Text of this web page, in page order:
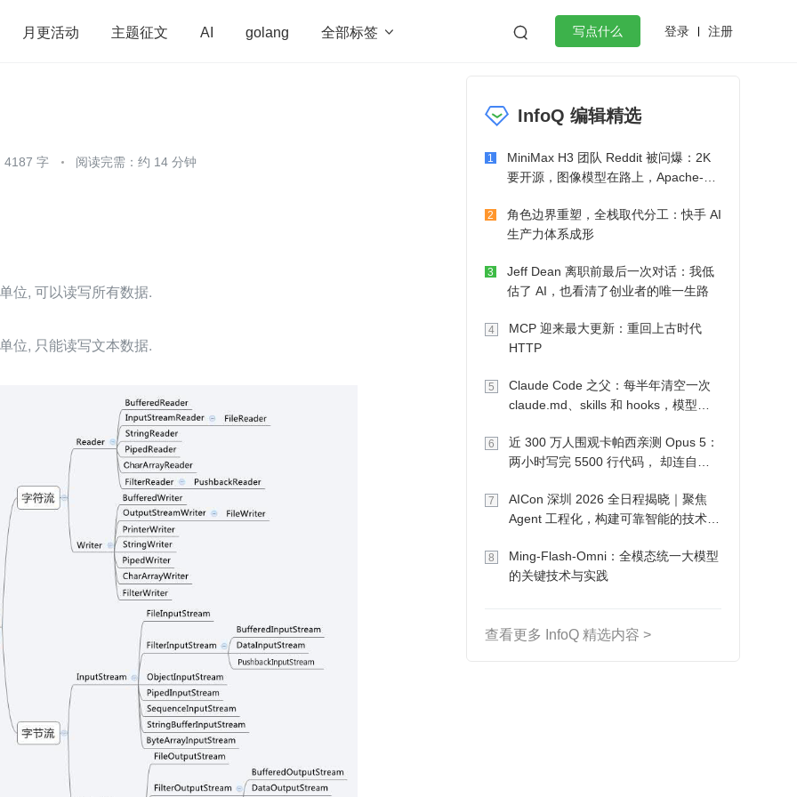
月更活动 主题征文 AI golang 全部标签   写点什么 登录 注册
微服务架构 flutter
4187 字 阅读完需：约 14 分钟
位, 可以读写所有数据.
位, 只能读写文本数据.
InfoQ 编辑精选
1
MiniMax H3 团队 Reddit 被问爆：2K
要开源，图像模型在路上，Apache-2.0
2
角色边界重塑，全栈取代分工：快手 AI
生产力体系成形
3
Jeff Dean 离职前最后一次对话：我低
估了 AI，也看清了创业者的唯一生路
4
MCP 迎来最大更新：重回上古时代
HTTP
5
Claude Code 之父：每半年清空一次
claude.md、skills 和 hooks，模型自
6
近 300 万人围观卡帕西亲测 Opus 5：
两小时写完 5500 行代码， 却连自己
7
AICon 深圳 2026 全日程揭晓｜聚焦
Agent 工程化，构建可靠智能的技术路
8
Ming-Flash-Omni：全模态统一大模型
的关键技术与实践
查看更多 InfoQ 精选内容 >